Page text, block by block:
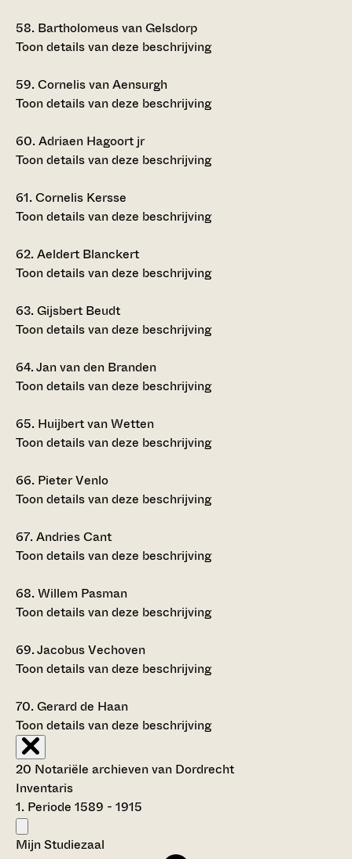
58. Bartholomeus van Gelsdorp
Toon details van deze beschrijving
59.Cornelis van Aensurgh
Toon details van deze beschrijving
60.Adriaen Hagoort jr
Toon details van deze beschrijving
61.Cornelis Kersse
Toon details van deze beschrijving
62.Aeldert Blanckert
Toon details van deze beschrijving
63.Gijsbert Beudt
Toon details van deze beschrijving
64.Jan van den Branden
Toon details van deze beschrijving
65. Huijbert van Wetten
Toon details van deze beschrijving
66. Pieter Venlo
Toon details van deze beschrijving
67.Andries Cant
Toon details van deze beschrijving
68.Willem Pasman
Toon details van deze beschrijving
69.Jacobus Vechoven
Toon details van deze beschrijving
70.Gerard de Haan
Toon details van deze beschrijving
20 Notariële archieven van Dordrecht
Inventaris
1. Periode 1589 - 1915
Mijn Studiezaal